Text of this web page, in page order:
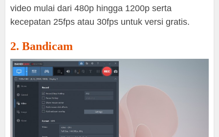
video mulai dari 480p hingga 1200p serta
kecepatan 25fps atau 30fps untuk versi gratis.
2. Bandicam